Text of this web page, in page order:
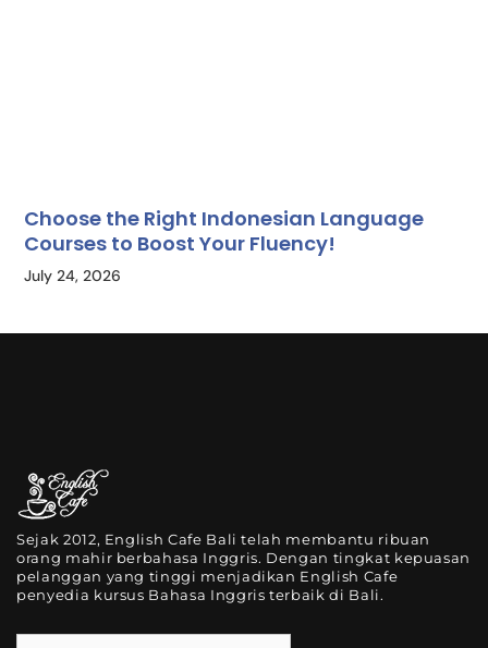
Choose the Right Indonesian Language
Courses to Boost Your Fluency!
July 24, 2026
Sejak 2012, English Cafe Bali telah membantu ribuan
orang mahir berbahasa Inggris. Dengan tingkat kepuasan
pelanggan yang tinggi menjadikan English Cafe
penyedia kursus Bahasa Inggris terbaik di Bali.